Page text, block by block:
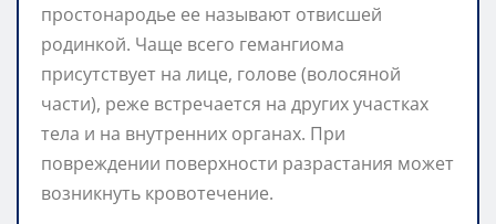
простонародье ее называют отвисшей
родинкой. Чаще всего гемангиома
присутствует на лице, голове (волосяной
части), реже встречается на других участках
тела и на внутренних органах. При
повреждении поверхности разрастания может
возникнуть кровотечение.